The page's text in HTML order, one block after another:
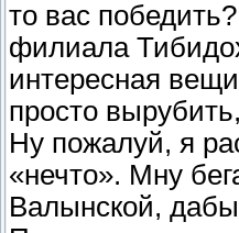
то вас
филиала
интересная
просто
Ну пожалуй, я
«нечто». Мну
Валынской,